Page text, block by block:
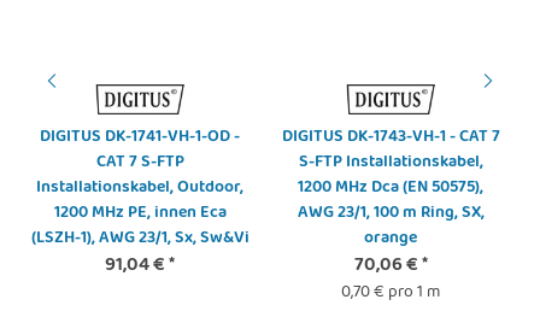
DIGITUS DK-1741-VH-1-OD -
CAT 7 S-FTP
Installationskabel, Outdoor,
1200 MHz PE, innen Eca
(LSZH-1), AWG 23/1, Sx, Sw&Vi
91,04 €*
DIGITUS DK-1743-VH-1 - CAT 7
S-FTP Installationskabel,
1200 MHz Dca (EN 50575),
AWG 23/1, 100 m Ring, SX,
orange
70,06 €*
0,70 € pro 1 m